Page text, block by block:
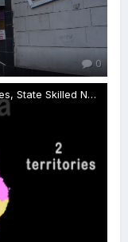
0
All Australian states and territories, State Skilled Nominated visas 190:489, Rospersonal, Evgeny Matveevich Mikhaylov, immigration agent, Australia, Welcome!.png